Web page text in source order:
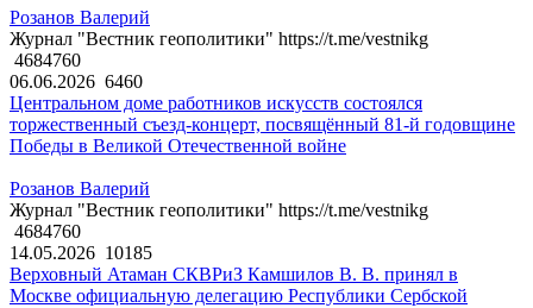
Розанов Валерий
Журнал "Вестник геополитики" https://t.me/vestnikg
4684760
06.06.2026 6460
Центральном доме работников искусств состоялся
торжественный съезд-концерт, посвящённый 81-й годовщине
Победы в Великой Отечественной войне
Розанов Валерий
Журнал "Вестник геополитики" https://t.me/vestnikg
4684760
14.05.2026 10185
Верховный Атаман СКВРиЗ Камшилов В. В. принял в
Москве официальную делегацию Республики Сербской